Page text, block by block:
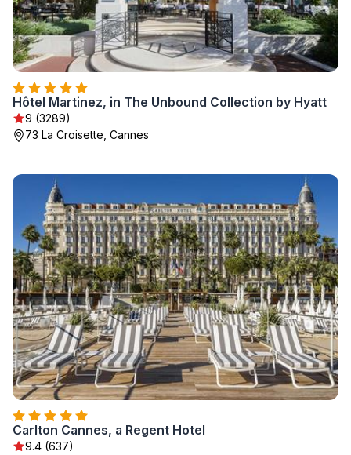
Hôtel Martinez, in The Unbound Collection by Hyatt
9 (3289)
73 La Croisette, Cannes
Carlton Cannes, a Regent Hotel
9.4 (637)